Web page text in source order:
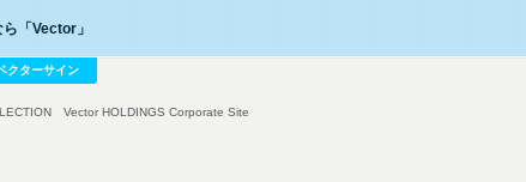
「Vector」
クターサイン
Vector HOLDINGS Corporate Site